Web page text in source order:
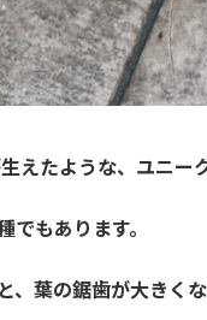
えたような、ユニー
もあります。
、葉の鋸歯が大きく